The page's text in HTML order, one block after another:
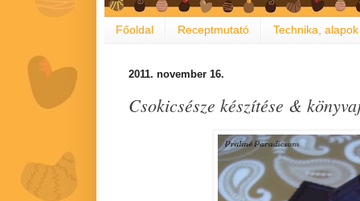
Főoldal Receptmutató Technika, alapok
2011. november 16.
Csokicsésze készítése &